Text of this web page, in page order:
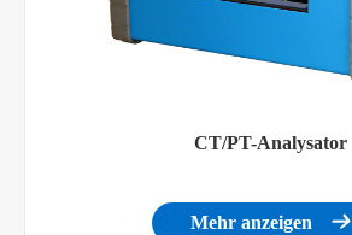
CT/PT-Analysator
Mehr anzeigen 